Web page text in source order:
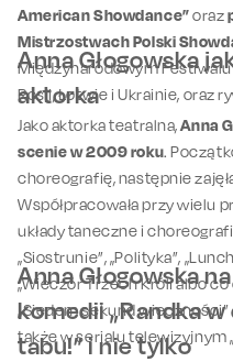
American Showdance”oraz
Mistrzostwach Polski
Międzynarodowym
Rosji, Łotwie i Ukrainie, oraz
Anna Głogowska
aktorka
Jako aktorka teatralna,Anna
scenie w 2009 roku.
choreografię, następnie
Współpracowała przy wielu
układy taneczne i
„Siostrunie”, „Polityka”,
„Wieczór Trzech Króli albo co
„Siedem sekund wieczności”
także w serialu telewizyjnym
Anna Głogowska
komedii „Randka
tabu!” i nie tylko